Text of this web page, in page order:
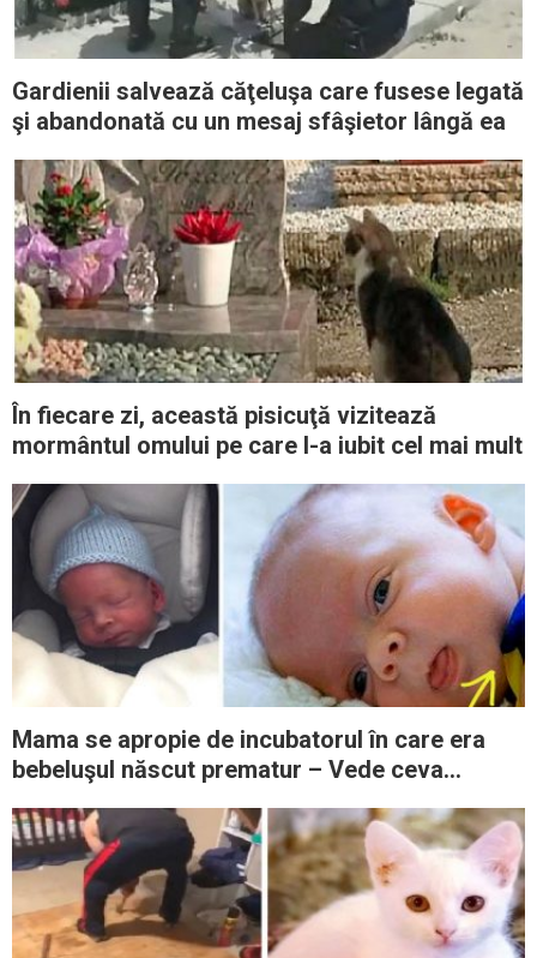
Gardienii salvează căţeluşa care fusese legată
şi abandonată cu un mesaj sfâşietor lângă ea
În fiecare zi, această pisicuţă vizitează
mormântul omului pe care l-a iubit cel mai mult
Mama se apropie de incubatorul în care era
bebeluşul născut prematur – Vede ceva